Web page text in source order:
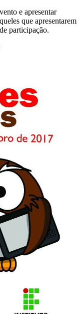
e apresentar
que apresentarem
participação.